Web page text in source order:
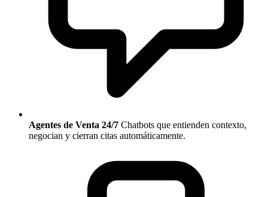
Agentes de Venta 24/7 Chatbots que entienden contexto,
negocian y cierran citas automáticamente.